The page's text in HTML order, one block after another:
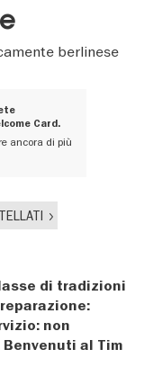
berlinese
Card.
ancora di più
di tradizioni
non
al Tim